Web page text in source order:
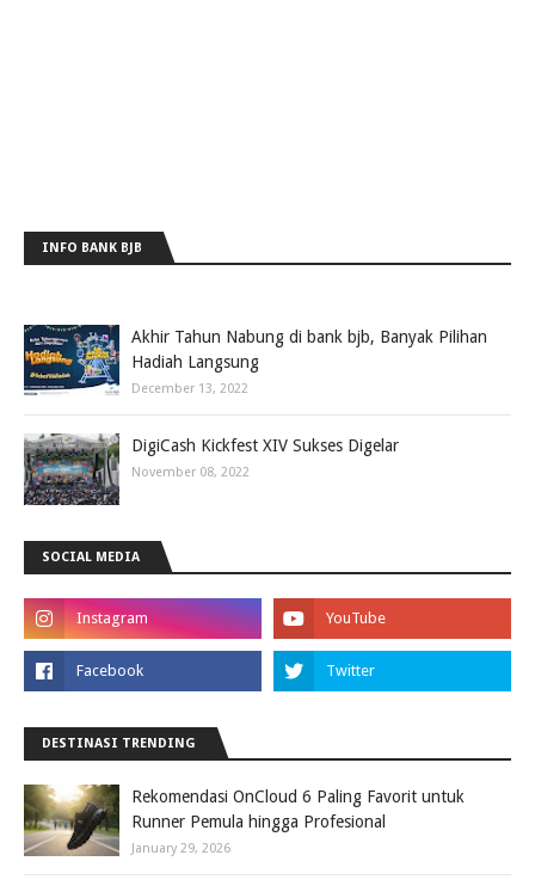
INFO BANK BJB
Akhir Tahun Nabung di bank bjb, Banyak Pilihan
Hadiah Langsung
December 13, 2022
DigiCash Kickfest XIV Sukses Digelar
November 08, 2022
SOCIAL MEDIA
DESTINASI TRENDING
Rekomendasi OnCloud 6 Paling Favorit untuk
Runner Pemula hingga Profesional
January 29, 2026